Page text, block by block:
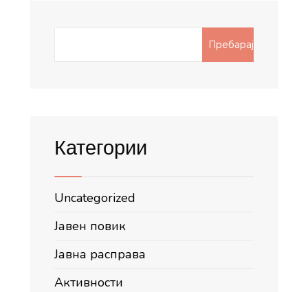
Пребарај
Категории
Uncategorized
Јавен повик
Јавна расправа
Активности